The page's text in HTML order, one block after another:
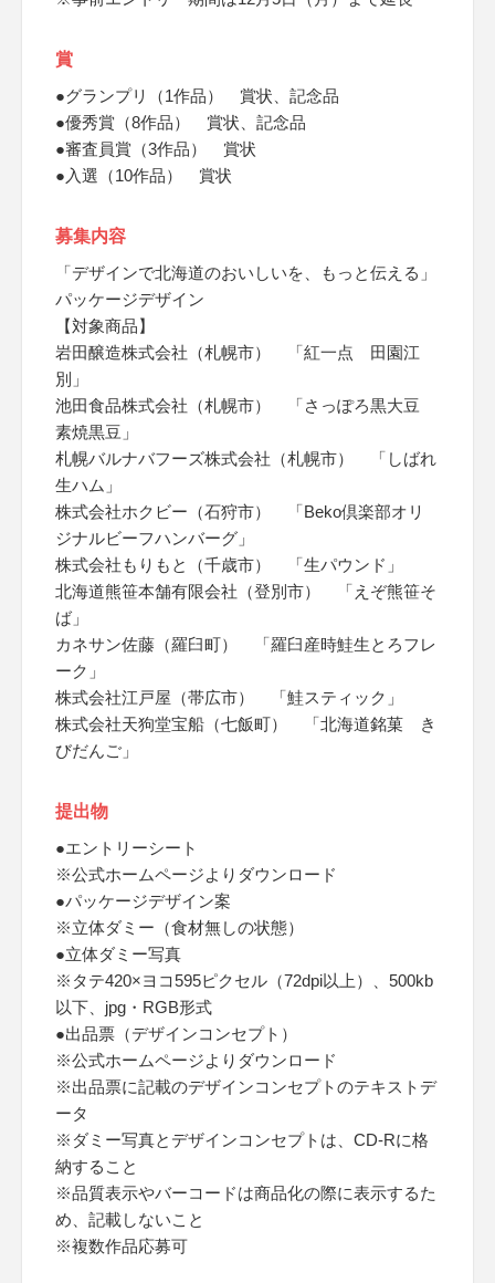
賞
●グランプリ（1作品） 賞状、記念品
●優秀賞（8作品） 賞状、記念品
●審査員賞（3作品） 賞状
●入選（10作品） 賞状
募集内容
「デザインで北海道のおいしいを、もっと伝える」
パッケージデザイン
【対象商品】
岩田醸造株式会社（札幌市） 「紅一点 田園江
別」
池田食品株式会社（札幌市） 「さっぽろ黒大豆
素焼黒豆」
札幌バルナバフーズ株式会社（札幌市） 「しばれ
生ハム」
株式会社ホクビー（石狩市） 「Beko倶楽部オリ
ジナルビーフハンバーグ」
株式会社もりもと（千歳市） 「生パウンド」
北海道熊笹本舗有限会社（登別市） 「えぞ熊笹そ
ば」
カネサン佐藤（羅臼町） 「羅臼産時鮭生とろフレ
ーク」
株式会社江戸屋（帯広市） 「鮭スティック」
株式会社天狗堂宝船（七飯町） 「北海道銘菓 き
びだんご」
提出物
●エントリーシート
※公式ホームページよりダウンロード
●パッケージデザイン案
※立体ダミー（食材無しの状態）
●立体ダミー写真
※タテ420×ヨコ595ピクセル（72dpi以上）、500kb
以下、jpg・RGB形式
●出品票（デザインコンセプト）
※公式ホームページよりダウンロード
※出品票に記載のデザインコンセプトのテキストデ
ータ
※ダミー写真とデザインコンセプトは、CD-Rに格
納すること
※品質表示やバーコードは商品化の際に表示するた
め、記載しないこと
※複数作品応募可